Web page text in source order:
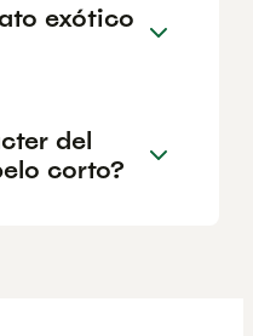
exótico
del
corto?